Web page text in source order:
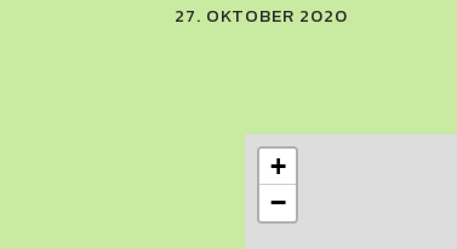
27. OKTOBER 2020
+
−